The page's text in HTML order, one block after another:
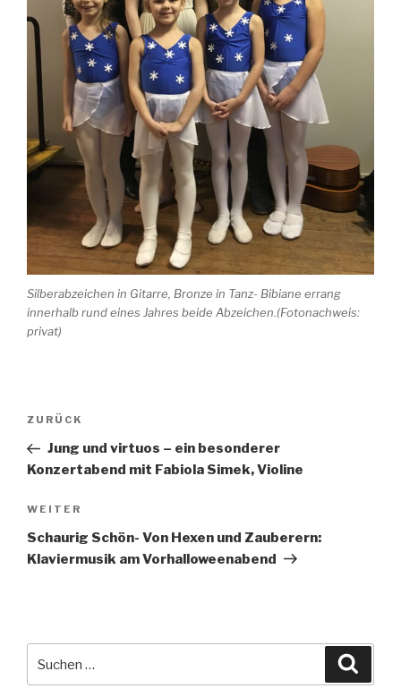
Silberabzeichen in Gitarre, Bronze in Tanz- Bibiane errang
innerhalb rund eines Jahres beide Abzeichen.(Fotonachweis:
privat)
Beitrags-
Vorheriger
Beitrag
ZURÜCK
Jung und virtuos – ein besonderer
Konzertabend mit Fabiola Simek, Violine
Nächster
Beitrag
WEITER
Schaurig Schön- Von Hexen und Zauberern:
Klaviermusik am Vorhalloweenabend
nach: